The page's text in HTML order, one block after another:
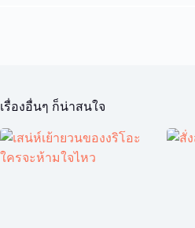
เรื่องอื่นๆ ก็น่าสนใจ